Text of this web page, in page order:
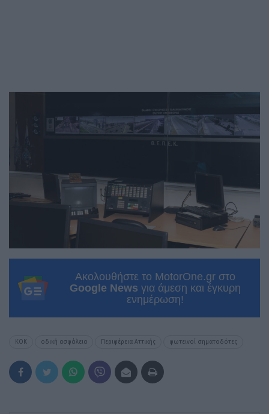
Ακολουθήστε το MotorOne.gr στο
Google News για άμεση και έγκυρη
ενημέρωση!
ΚΟΚ οδική ασφάλεια Περιφέρεια Αττικής φωτεινοί σηματοδότες